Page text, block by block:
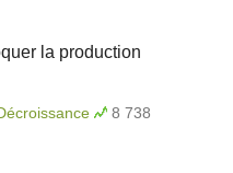
la production
8 738